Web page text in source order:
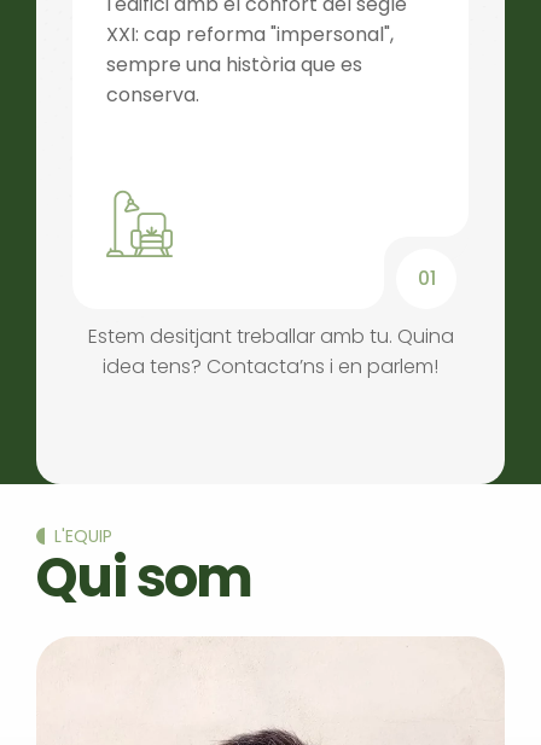
XXI: cap reforma "impersonal",
sempre una història que es
conserva.
01
Estem desitjant treballar amb tu. Quina
idea tens? Contacta’ns i en parlem!
L'EQUIP
Qui som